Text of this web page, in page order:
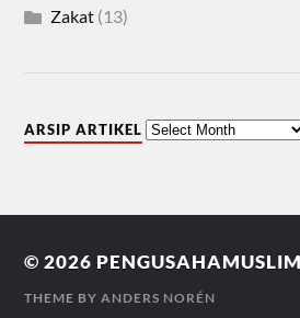
Zakat (13)
ARSIP ARTIKEL
© 2026
THEME BYANDERS NORÉN